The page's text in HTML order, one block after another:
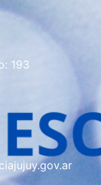
193